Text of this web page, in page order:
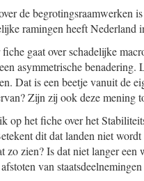
de begrotingsraamwerken
ramingen heeft Nederland
gaat over schadelijke
asymmetrische benadering.
Dat is een beetje vanuit de
Zijn zij ook deze mening
op het fiche over het
dit dat landen niet
zo zien? Is dat niet langer een
van